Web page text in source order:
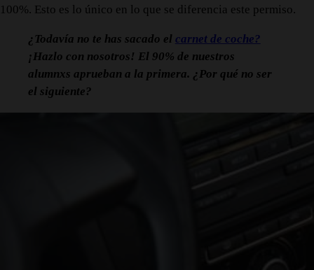
100%. Esto es lo único en lo que se diferencia este permiso.
¿Todavía no te has sacado el carnet de coche?
¡Hazlo con nosotros! El 90% de nuestros
alumnxs aprueban a la primera. ¿Por qué no ser
el siguiente?